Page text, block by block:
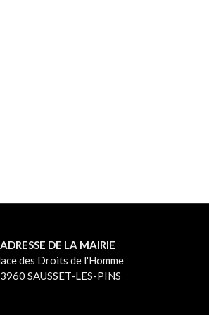
ADRESSE DE LA MAIRIE
des Droits de l'Homme
SAUSSET-LES-PINS